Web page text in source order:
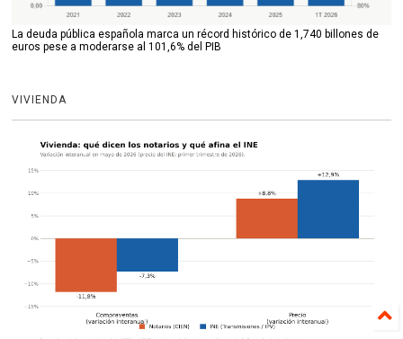
La deuda pública española marca un récord histórico de 1,740 billones de
euros pese a moderarse al 101,6% del PIB
VIVIENDA